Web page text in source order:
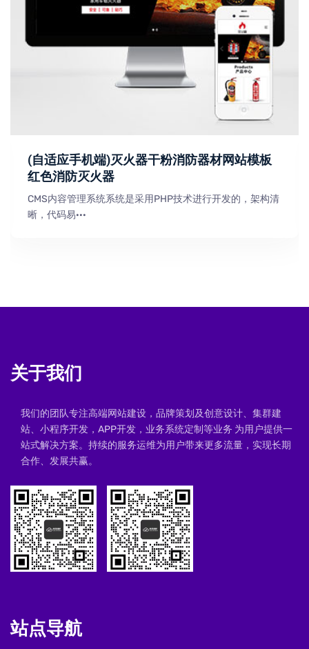
(自适应手机端)灭火器干粉消防器材网站模板
红色消防灭火器
CMS内容管理系统系统是采用PHP技术进行开发的，架构清
晰，代码易···
关于我们
我们的团队专注高端网站建设，品牌策划及创意设计、集群建
站、小程序开发，APP开发，业务系统定制等业务 为用户提供一
站式解决方案。持续的服务运维为用户带来更多流量，实现长期
合作、发展共赢。
站点导航